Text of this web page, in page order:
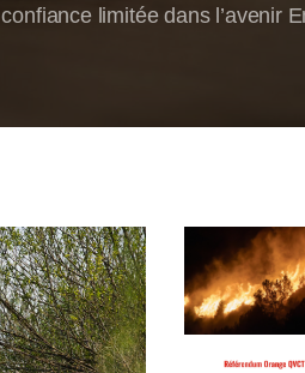
limitée dans l’avenir